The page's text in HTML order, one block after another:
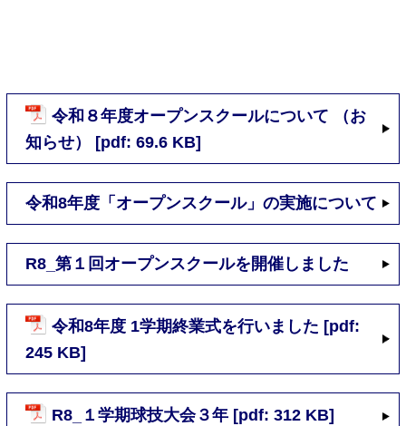
令和８年度オープンスクールについて （お
知らせ） [pdf: 69.6 KB]
令和8年度「オープンスクール」の実施について
R8_第１回オープンスクールを開催しました
令和8年度 1学期終業式を行いました [pdf:
245 KB]
R8_１学期球技大会３年 [pdf: 312 KB]